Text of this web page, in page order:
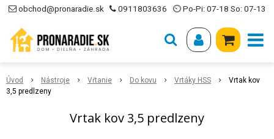
obchod@pronaradie.sk 0911803636 ⏲ Po-Pi: 07-18 So: 07-13
Úvod Nástroje Vŕtanie Do kovu Vrtáky HSS
Vrtak kov
3,5 predlzeny
Vrtak kov 3,5 predlzeny